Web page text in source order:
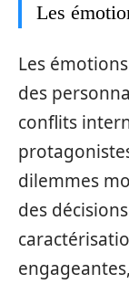
Les
Les
des
conflits
dilemmes
des